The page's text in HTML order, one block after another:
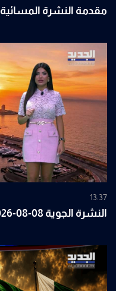
مقدمة النشرة المسائية 08-08-2026
13:37
النشرة الجوية 08-08-2026